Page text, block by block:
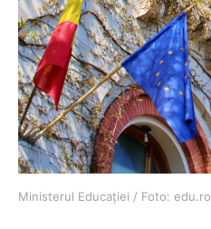
Ministerul Educației / Foto: edu.ro